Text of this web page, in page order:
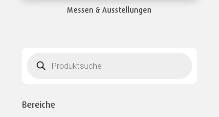
Messen & Ausstellungen
search
Bereiche